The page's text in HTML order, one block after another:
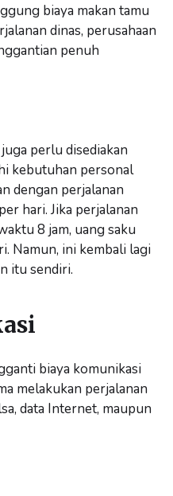
biaya makan tamu
dinas, perusahaan
penuh
perlu disediakan
kebutuhan personal
dengan perjalanan
hari. Jika perjalanan
8 jam, uang saku
Namun, ini kembali lagi
itu sendiri.
biaya komunikasi
melakukan perjalanan
data Internet, maupun